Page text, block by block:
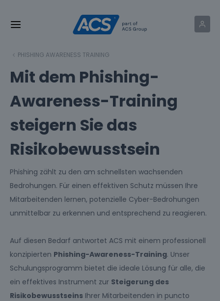
PHISHING AWARENESS TRAINING
Mit dem Phishing-
Awareness-Training
steigern Sie das
Risikobewusstsein
Phishing zählt zu den am schnellsten wachsenden
Bedrohungen. Für einen effektiven Schutz müssen Ihre
Mitarbeitenden lernen, potenzielle Cyber-Bedrohungen
unmittelbar zu erkennen und entsprechend zu reagieren.
Auf diesen Bedarf antwortet ACS mit einem professionell
konzipierten Phishing-Awareness-Training. Unser
Schulungsprogramm bietet die ideale Lösung für alle, die
ein effektives Instrument zur Steigerung des
Risikobewusstseins Ihrer Mitarbeitenden in puncto